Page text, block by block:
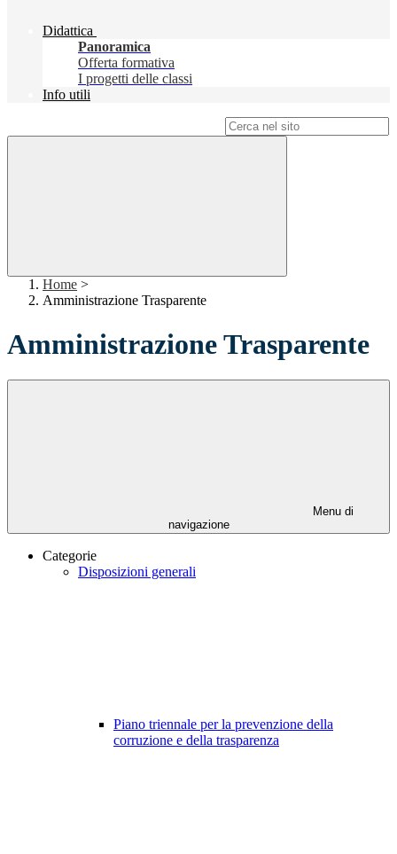
Didattica
Panoramica
Offerta formativa
I progetti delle classi
Info utili
Home >
Amministrazione Trasparente
Amministrazione Trasparente
Menu di
navigazione
Categorie
Disposizioni generali
Piano triennale per la prevenzione della
corruzione e della trasparenza